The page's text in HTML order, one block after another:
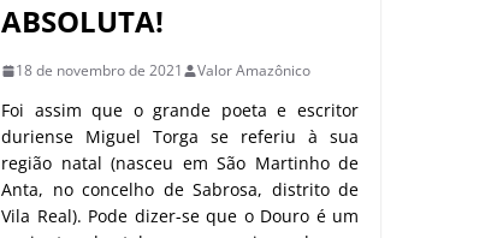
ABSOLUTA!
18 de novembro de 2021 Valor Amazônico
Foi assim que o grande poeta e escritor
duriense Miguel Torga se referiu à sua
região natal (nasceu em São Martinho de
Anta, no concelho de Sabrosa, distrito de
Vila Real). Pode dizer-se que o Douro é um